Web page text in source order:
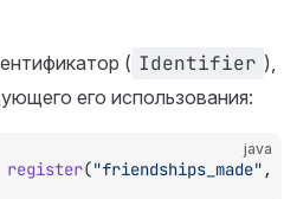
( Identifier ),
его использования:
java
register("friendships_made" ,